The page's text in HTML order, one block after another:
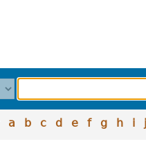
a b c d e f g h i j